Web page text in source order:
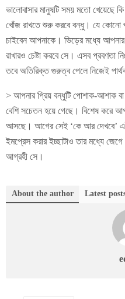
ভালোবাসার মানুষটি সময় মতো খেয়েছে
খোঁজ রাখতে শুরু করবে বন্ধু। যে কোনো
চাইবেন আপনাকে। ভিড়ের মধ্যে
রাখারও চেষ্টা করবে সে। এসব প্রবণতা
তবে অতিরিক্ত গুরুত্ব পেলে নিজেই
> আপনার প্রিয় বন্ধুটি পোশাক-আশাক বা
বেশি সচেতন হয়ে গেছে। বিশেষ করে
আসছে। আগের সেই ‘কে আর দেখবে’
ইমপ্রেস করার ইচ্ছাটাও তার মধ্যে
আগ্রহী সে।
About the author Latest